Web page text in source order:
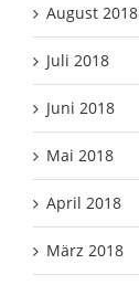
August 2018
Juli 2018
Juni 2018
Mai 2018
April 2018
März 2018